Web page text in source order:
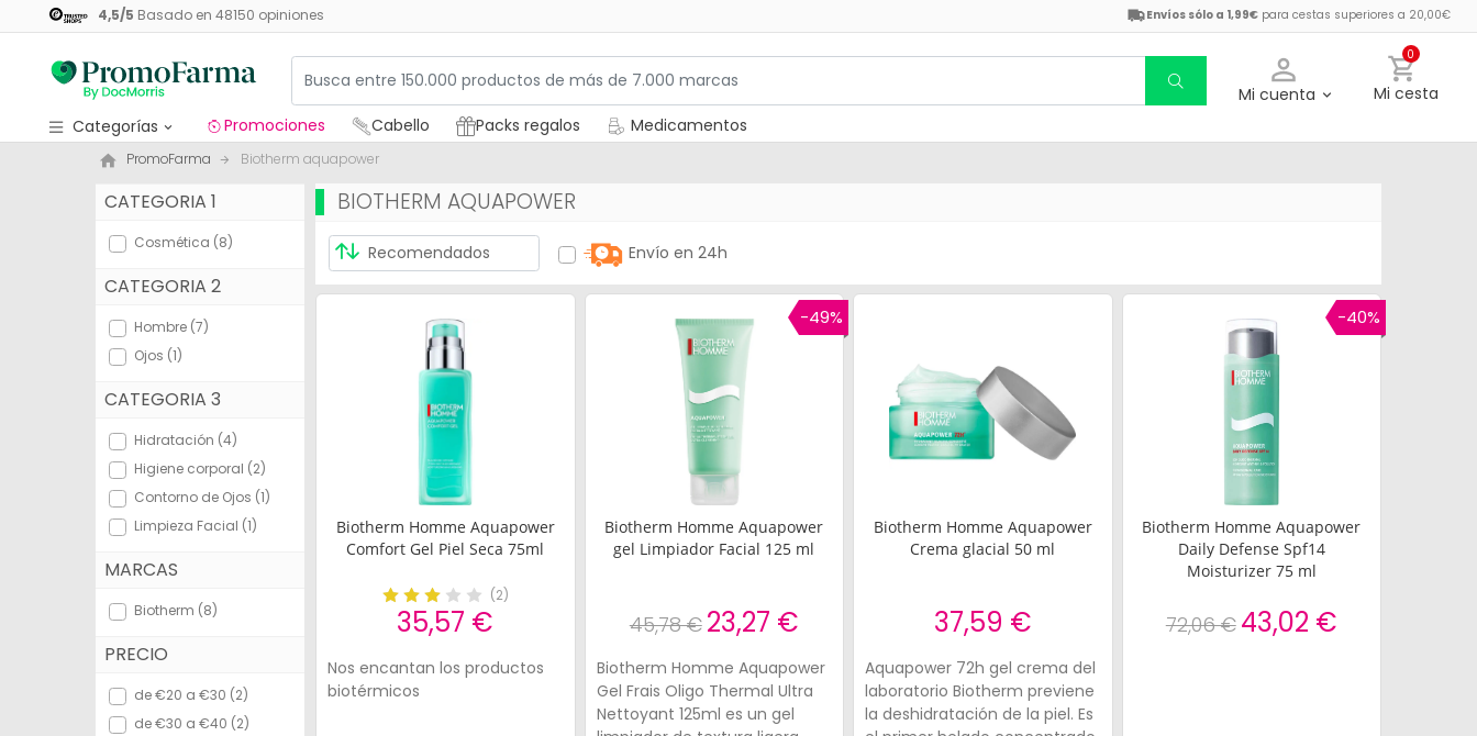
4,5/5 Basado en 48150 opiniones Envíos sólo a 1,99€ para cestas superiores a 20,00€
Mi cuenta
0
Mi cesta
Categorías
Promociones
Cabello
Packs regalos
Medicamentos
Cosmética
Higiene
Dietética
Bebés y Mamás
Óptica
Ortopedia
Herbolario
Cosmética Natural
Promociones Cabello Packs regalos Medicamentos
PromoFarma Biotherm aquapower
CATEGORIA 1
Cosmética (8)
CATEGORIA 2
Hombre (7)
Ojos (1)
CATEGORIA 3
Hidratación (4)
Higiene corporal (2)
Contorno de Ojos (1)
Limpieza Facial (1)
MARCAS
Biotherm (8)
PRECIO
de €20 a €30 (2)
de €30 a €40 (2)
BIOTHERM AQUAPOWER
Envío en 24h
Biotherm Homme Aquapower
Comfort Gel Piel Seca 75ml
(2)
35,57 €
Nos encantan los productos
biotérmicos
-49%
Biotherm Homme Aquapower
gel Limpiador Facial 125 ml
45,78 € 23,27 €
Biotherm Homme Aquapower
Gel Frais Oligo Thermal Ultra
Nettoyant 125ml es un gel
Biotherm Homme Aquapower
Crema glacial 50 ml
37,59 €
Aquapower 72h gel crema del
laboratorio Biotherm previene
la deshidratación de la piel. Es
-40%
Biotherm Homme Aquapower
Daily Defense Spf14
Moisturizer 75 ml
72,06 € 43,02 €